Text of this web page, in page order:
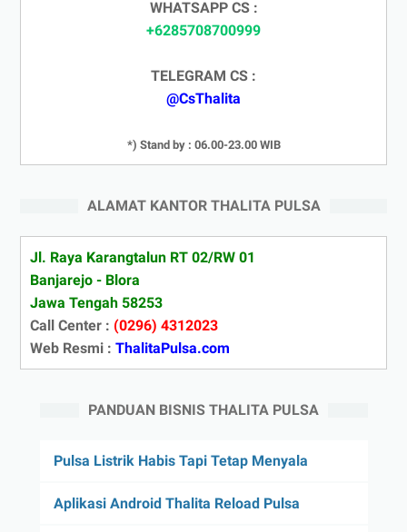
WHATSAPP CS :
+6285708700999
TELEGRAM CS :
@CsThalita
*) Stand by : 06.00-23.00 WIB
ALAMAT KANTOR THALITA PULSA
Jl. Raya Karangtalun RT 02/RW 01
Banjarejo - Blora
Jawa Tengah 58253
Call Center : (0296) 4312023
Web Resmi : ThalitaPulsa.com
PANDUAN BISNIS THALITA PULSA
Pulsa Listrik Habis Tapi Tetap Menyala
Aplikasi Android Thalita Reload Pulsa